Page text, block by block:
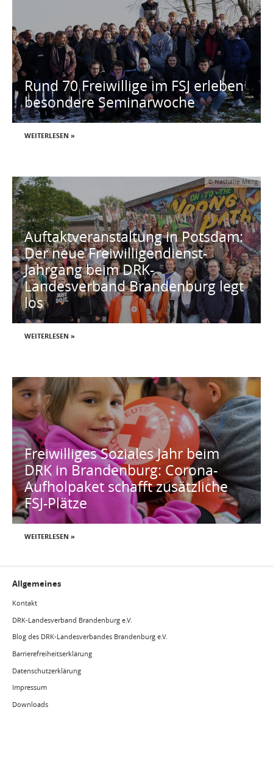
Rund 70 Freiwillige im FSJ erleben
besondere Seminarwoche
WEITERLESEN »
Auftaktveranstaltung in Potsdam:
Der neue Freiwilligendienst-
Jahrgang beim DRK-
Landesverband Brandenburg legt
los
© Nathalie Meng
WEITERLESEN »
Freiwilliges Soziales Jahr beim
DRK in Brandenburg: Corona-
Aufholpaket schafft zusätzliche
FSJ-Plätze
WEITERLESEN »
Allgemeines
Kontakt
DRK-Landesverband Brandenburg e.V.
Blog des DRK-Landesverbandes Brandenburg e.V.
Barrierefreiheitserklärung
Datenschutzerklärung
Impressum
Downloads